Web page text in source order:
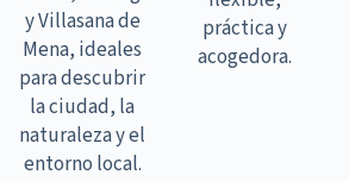
y Villasana de
Mena, ideales
para descubrir
la ciudad, la
naturaleza y el
entorno local.
práctica y
acogedora.